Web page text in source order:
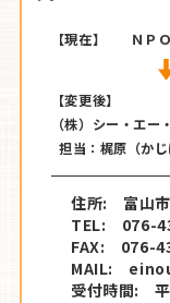
【現在】 ＮＰ
【変更後】
（株）シー・エ
担当：梶原（か
住所: 富山
TEL: 076-
FAX: 076-
MAIL:
受付時間: